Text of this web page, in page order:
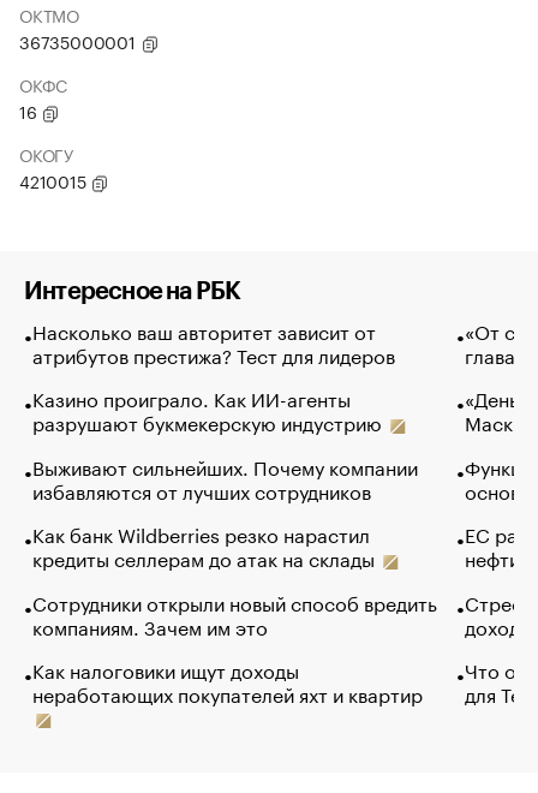
ОКТМО
36735000001
ОКФС
16
ОКОГУ
4210015
Интересное на РБК
Насколько ваш авторитет зависит от
атрибутов престижа? Тест для лидеров
Казино проиграло. Как ИИ-агенты
разрушают букмекерскую индустрию
Выживают сильнейших. Почему компании
избавляются от лучших сотрудников
Как банк Wildberries резко нарастил
кредиты селлерам до атак на склады
Сотрудники открыли новый способ вредить
компаниям. Зачем им это
Как налоговики ищут доходы
неработающих покупателей яхт и квартир
«От
глава
Маск в
основ
ЕС
нефти
Что
для